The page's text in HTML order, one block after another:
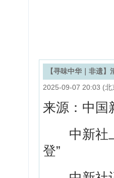
【寻味中华｜非遗
2025-09-07 20:03 (北
来源：中国
中新社上
登”